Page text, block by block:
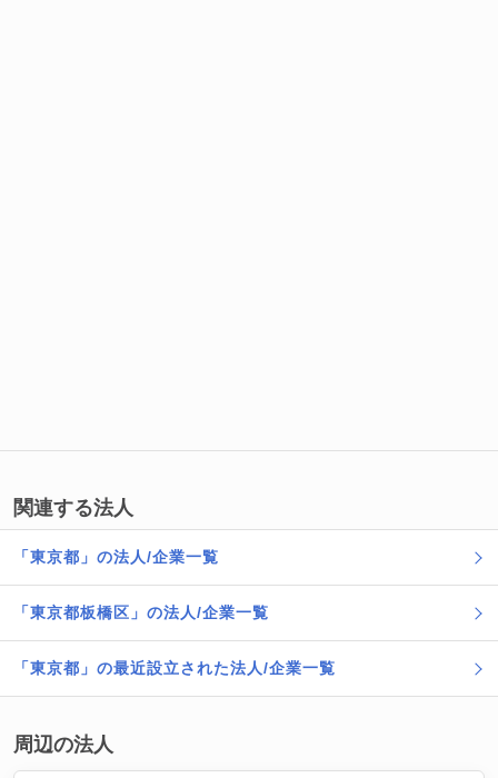
関連する法人
「東京都」の法人/企業一覧
「東京都板橋区」の法人/企業一覧
「東京都」の最近設立された法人/企業一覧
周辺の法人